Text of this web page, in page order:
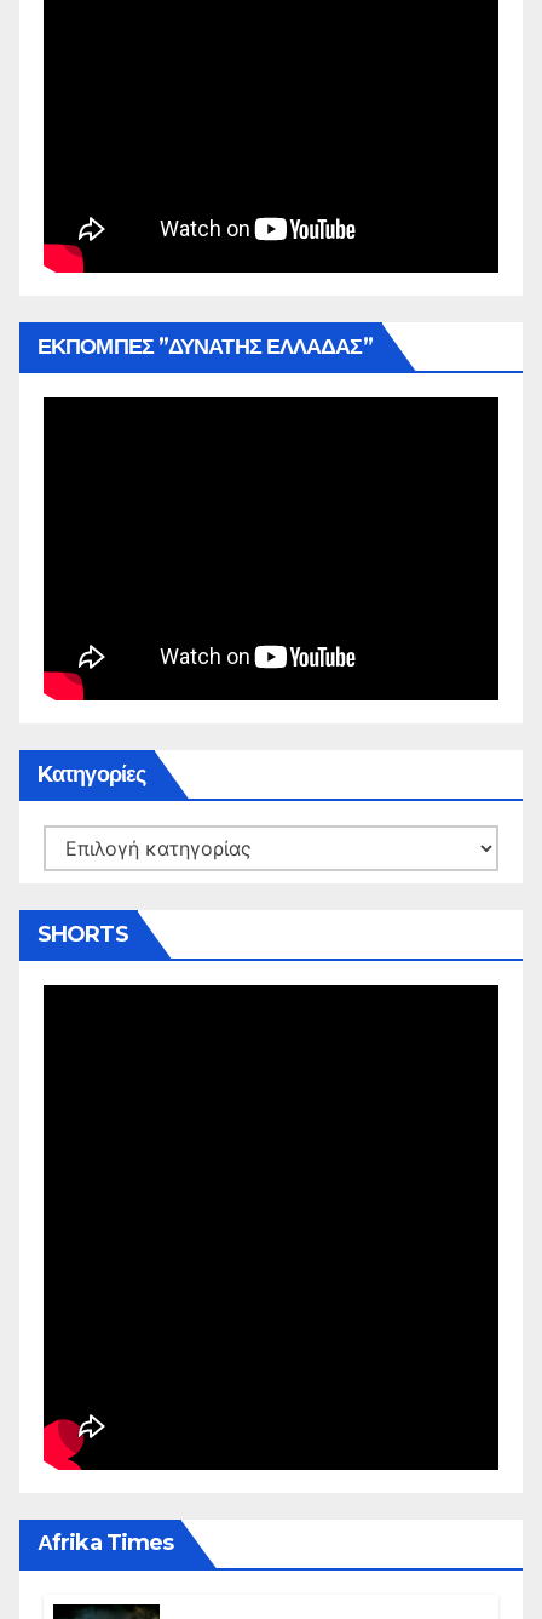
ΕΚΠΟΜΠΕΣ ”ΔΥΝΑΤΗΣ ΕΛΛΑΔΑΣ”
Kατηγορίες
Kατηγορίες
SHORTS
Αfrika Times